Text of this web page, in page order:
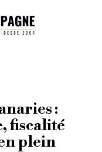
:
fiscalité
plein